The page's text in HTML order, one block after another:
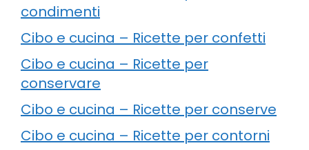
condimenti
Cibo e cucina – Ricette per confetti
Cibo e cucina – Ricette per
conservare
Cibo e cucina – Ricette per conserve
Cibo e cucina – Ricette per contorni